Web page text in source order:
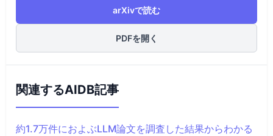
arXivで読む
PDFを開く
関連するAIDB記事
約1.7万件におよぶLLM論文を調査した結果からわかる